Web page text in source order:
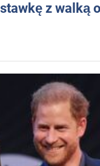
z walką